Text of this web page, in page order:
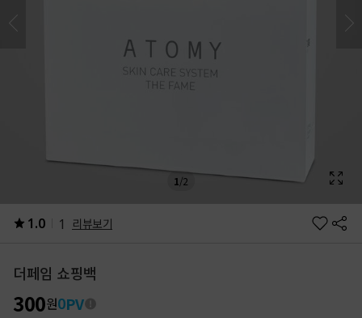
1/2
1.0 1 리뷰보기
더페임 쇼핑백
300원0PV